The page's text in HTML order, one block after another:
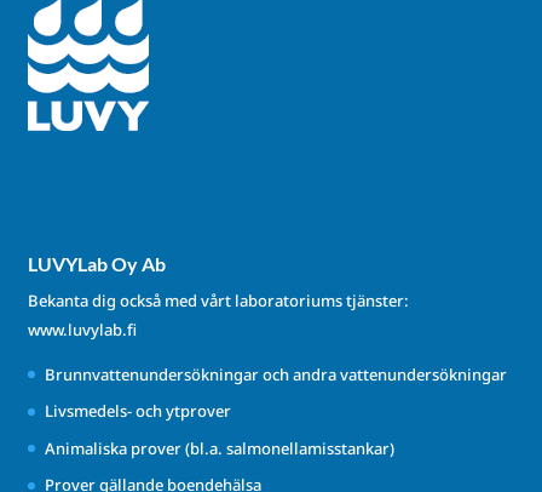
LUVYLab Oy Ab
Bekanta dig också med vårt laboratoriums tjänster:
www.luvylab.fi
Brunnvattenundersökningar och andra vattenundersökningar
Livsmedels- och ytprover
Animaliska prover (bl.a. salmonellamisstankar)
Prover gällande boendehälsa